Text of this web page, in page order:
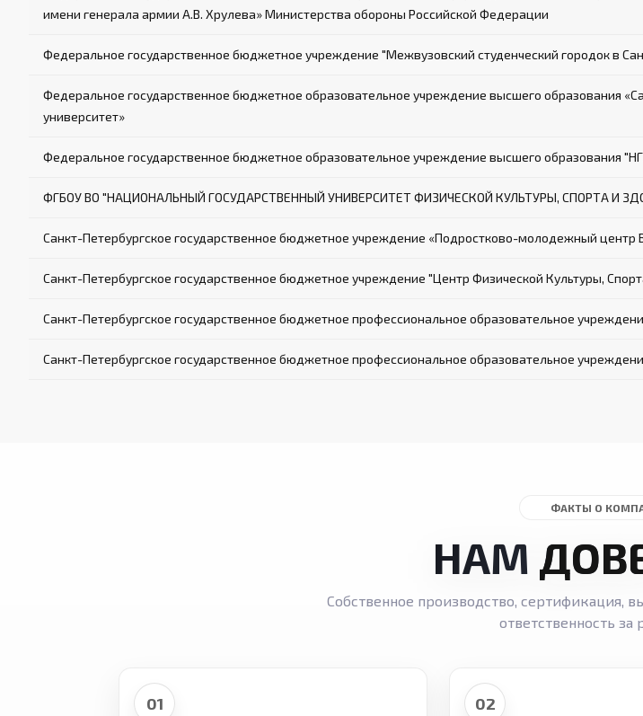
имени генерала армии А.В. Хрулева» Министерства обороны Российской Федерации
Федеральное государственное бюджетное учреждение "Межвузовский студенческий городок в
Федеральное государственное бюджетное образовательное учреждение высшего образования
университет»
Федеральное государственное бюджетное образовательное учреждение высшего образования
ФГБОУ ВО "НАЦИОНАЛЬНЫЙ ГОСУДАРСТВЕННЫЙ УНИВЕРСИТЕТ ФИЗИЧЕСКОЙ КУЛЬТУРЫ, СПОРТА И
Санкт-Петербургское государственное бюджетное учреждение «Подростково-молодежный центр
Санкт-Петербургское государственное бюджетное учреждение "Центр Физической Культуры,
Санкт-Петербургское государственное бюджетное профессиональное образовательное
Санкт-Петербургское государственное бюджетное профессиональное образовательное
ФАКТЫ О
НАМ
Собственное производство, сертификация,
ответственность за
01 02